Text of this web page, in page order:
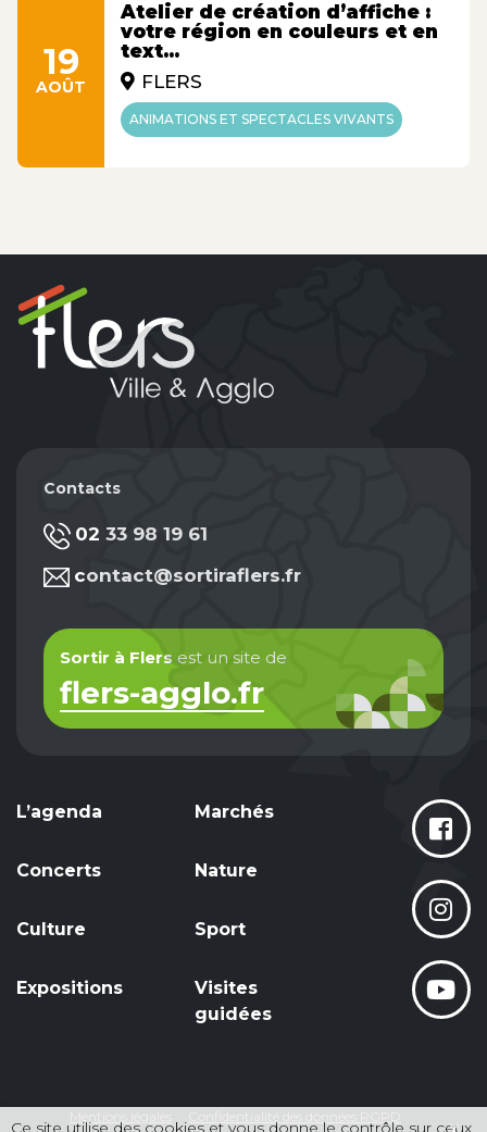
19
AOÛT
Atelier de création d’affiche :
votre région en couleurs et en
text...
FLERS
ANIMATIONS ET SPECTACLES VIVANTS
Contacts
02 33 98 19 61
contact@sortiraflers.fr
Sortir à Flers est un site de
flers-agglo.fr
L’agenda
Concerts
Culture
Expositions
Marchés
Nature
Sport
Visites
guidées
Ce site utilise des cookies et vous donne le contrôle sur ceux